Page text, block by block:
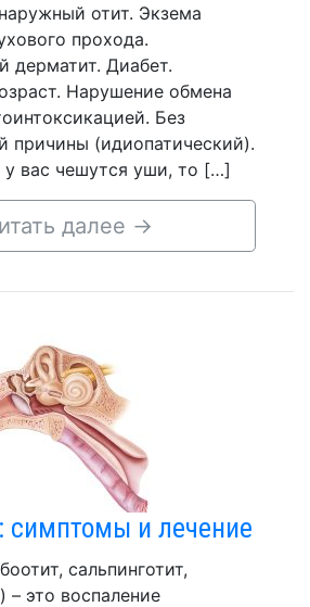
отит. Экзема
прохода.
дерматит. Диабет.
Нарушение обмена
Без
причины (идиопатический).
у вас чешутся уши, то […]
далее →
симптомы и лечение
сальпинготит,
– это воспаление